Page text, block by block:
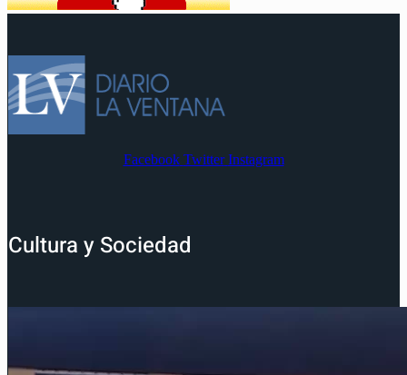
Facebook Twitter Instagram
Cultura y Sociedad